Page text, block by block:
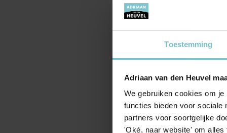
Toestemming
Adriaan van den Heuvel
We gebruiken cookies om
functies bieden voor sociale
partners voor soortgelijke
'Oké, naar website' om alles
Advies
onze
realistisch
hierover?Neem